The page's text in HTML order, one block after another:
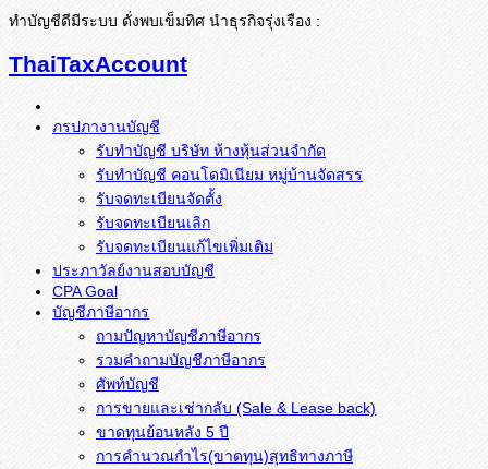
ทำบัญชีดีมีระบบ ดั่งพบเข็มทิศ นำธุรกิจรุ่งเรือง :
ThaiTaxAccount
ภรปภางานบัญชี
รับทำบัญชี บริษัท ห้างหุ้นส่วนจำกัด
รับทำบัญชี คอนโดมิเนียม หมู่บ้านจัดสรร
รับจดทะเบียนจัดตั้ง
รับจดทะเบียนเลิก
รับจดทะเบียนแก้ไขเพิ่มเติม
ประภาวัลย์งานสอบบัญชี
CPA Goal
บัญชีภาษีอากร
ถามปัญหาบัญชีภาษีอากร
รวมคำถามบัญชีภาษีอากร
ศัพท์บัญชี
การขายและเช่ากลับ (Sale & Lease back)
ขาดทุนย้อนหลัง 5 ปี
การคำนวณกำไร(ขาดทุน)สุทธิทางภาษี